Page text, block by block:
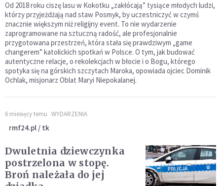
Od 2018 roku ciszę lasu w Kokotku „zakłócają” tysiące młodych ludzi,
którzy przyjeżdżają nad staw Posmyk, by uczestniczyć w czymś
znacznie większym niż religijny event. To nie wydarzenie
zaprogramowane na sztuczną radość, ale profesjonalnie
przygotowana przestrzeń, która stała się prawdziwym „game
changerem” katolickich spotkań w Polsce. O tym, jak budować
autentyczne relacje, o rekolekcjach w błocie i o Bogu, którego
spotyka się na górskich szczytach Maroka, opowiada ojciec Dominik
Ochlak, misjonarz Oblat Maryi Niepokalanej.
6 miesięcy temu WYDARZENIA
rmf24.pl / tk
Dwuletnia dziewczynka
postrzelona w stopę.
Broń należała do jej